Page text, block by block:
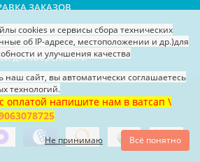
cookies и сервисы сбора технических
об IP-адресе, местоположении и др.)для
и улучшения качества
наш сайт, вы автоматически соглашаетесь
технологий.
оплатой напишите нам в ватсап \
Не принимаю Всё понятно
ЗАКАЗОВ
САМОВЫВОЗ
договоренности